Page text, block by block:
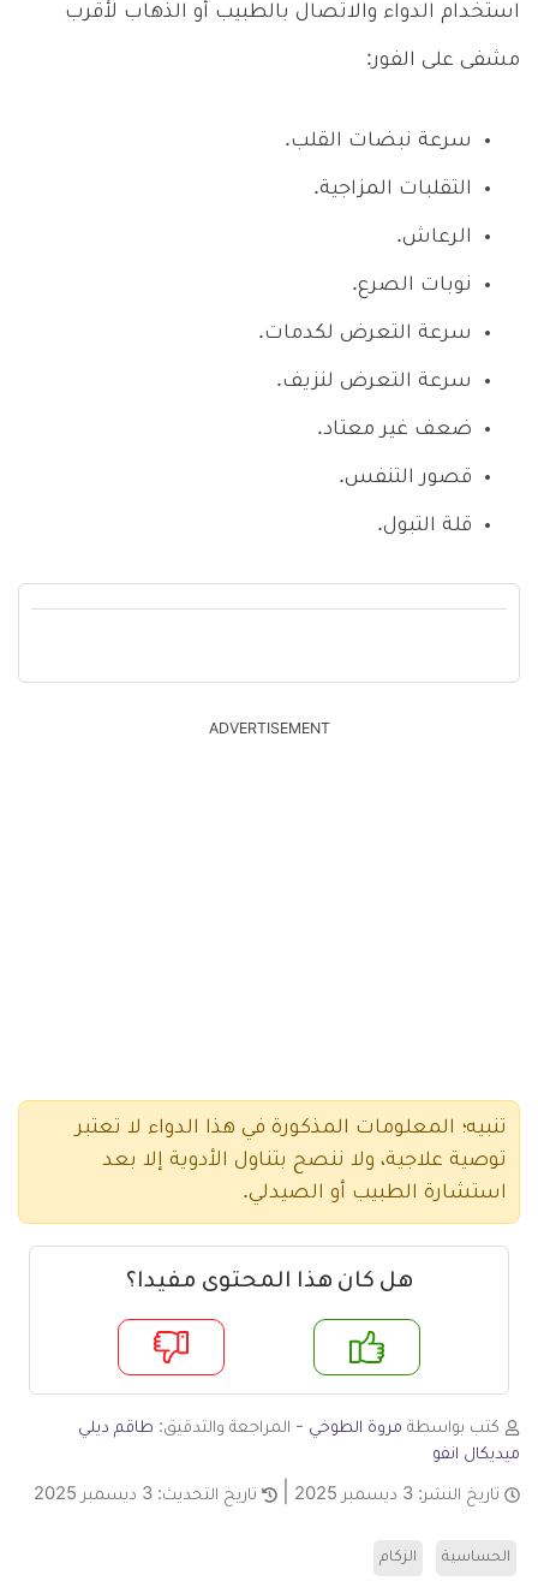
استخدام الدواء والاتصال بالطبيب أو الذهاب لأقرب
مشفى على الفور:
سرعة نبضات القلب.
التقلبات المزاجية.
الرعاش.
نوبات الصرع.
سرعة التعرض لكدمات.
سرعة التعرض لنزيف.
ضعف غير معتاد.
قصور التنفس.
قلة التبول.
ADVERTISEMENT
تنبيه؛ المعلومات المذكورة في هذا الدواء لا تعتبر
توصية علاجية، ولا ننصح بتناول الأدوية إلا بعد
استشارة الطبيب أو الصيدلي.
هل كان هذا المحتوى مفيدا؟
لا
كتب بواسطة مروة الطوخي - المراجعة والتدقيق: طاقم ديلي
ميديكال انفو
تاريخ النشر: 3 ديسمبر 2025 تاريخ التحديث: 3 ديسمبر 2025
الحساسية الزكام